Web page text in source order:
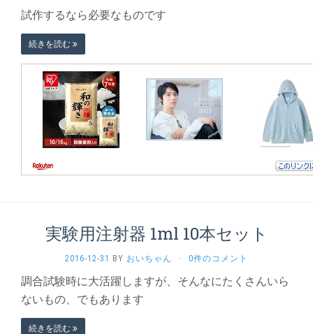
試作するなら必要なものです
続きを読む
実験用注射器 1ml 10本セット
2016-12-31 BY おいちゃん · 0件のコメント
調合試験時に大活躍しますが、そんなにたくさんいら
ないもの、でもあります
続きを読む